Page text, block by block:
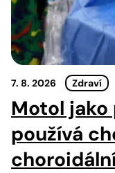
7. 8. 2026 Zdraví
Motol jako
používá